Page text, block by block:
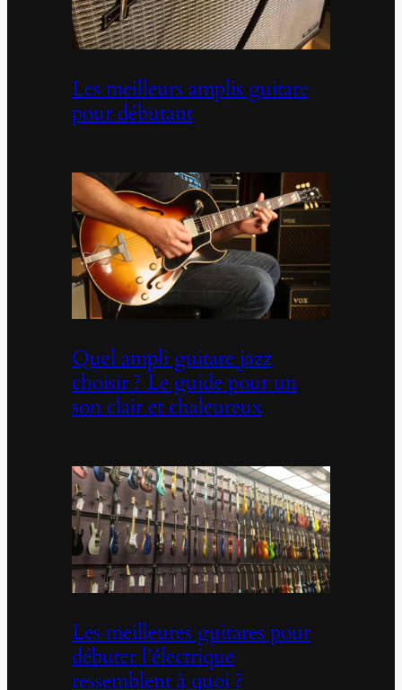
Les meilleurs amplis guitare
pour débutant
Quel ampli guitare jazz
choisir ? Le guide pour un
son clair et chaleureux
Les meilleures guitares pour
débuter l’électrique
ressemblent à quoi ?